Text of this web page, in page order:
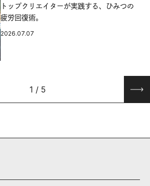
トップクリエイターが実践する、ひみつの
疲労回復術。
2026.07.07
1 / 5